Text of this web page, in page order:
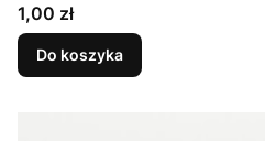
Cena
1,00 zł
Do koszyka